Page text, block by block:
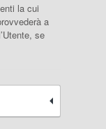
la cui
a
se